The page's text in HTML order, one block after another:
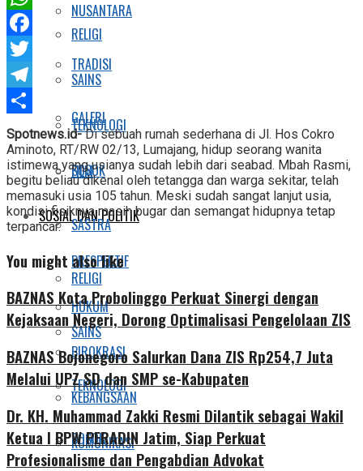
RELIGI
SAINS
TEKNOLOGI
SOSOK
SOSIAL DAN POLITIK
PRESPEKTIF
HUKUM
BIROKRASI
KEBANGSAAN
KOMUNIKASI
NUSANTARA
TRADISI
GALERI
FILM
SASTRA
RELIGI
SAINS
TEKNOLOGI
SOSOK
WhatsApp
Facebook
Twitter
Telegram
Share
Spotnews.id-Di sebuah rumah sederhana di Jl. Hos Cokro
Aminoto, RT/RW 02/13, Lumajang, hidup seorang wanita
istimewa yang usianya sudah lebih dari seabad. Mbah Rasmi,
begitu beliau dikenal oleh tetangga dan warga sekitar, telah
memasuki usia 105 tahun. Meski sudah sangat lanjut usia,
kondisi fisiknya masih bugar dan semangat hidupnya tetap
terpancar.
You might also like
BAZNAS Kota Probolinggo Perkuat Sinergi dengan
Kejaksaan Negeri, Dorong Optimalisasi Pengelolaan ZIS
BAZNAS Bojonegoro Salurkan Dana ZIS Rp254,7 Juta
Melalui UPZ SD dan SMP se-Kabupaten
Dr. KH. Muhammad Zakki Resmi Dilantik sebagai Wakil
Ketua I BPW PERADIN Jatim, Siap Perkuat
Profesionalisme dan Pengabdian Advokat